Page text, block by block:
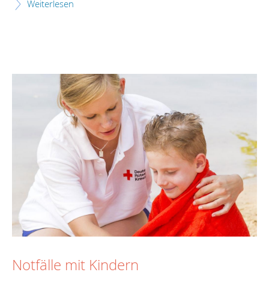
Weiterlesen
Notfälle mit Kindern